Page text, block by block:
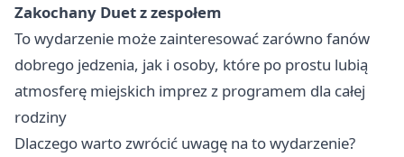
Zakochany Duet z zespołem
To wydarzenie może zainteresować zarówno fanów
dobrego jedzenia, jak i osoby, które po prostu lubią
atmosferę miejskich imprez z programem dla całej
rodziny
Dlaczego warto zwrócić uwagę na to wydarzenie?